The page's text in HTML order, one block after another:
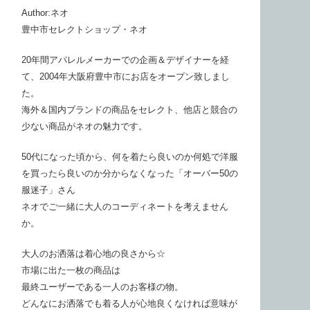
Author:ネオ
豊中市セレクトショップ・ネオ
20年間アパレルメーカーでの企画＆デザイナーを経
て、2004年大阪府豊中市にお店をオープン致しまし
た。
海外＆国内ブランドの商品をセレクト、他店と競合の
少ない商品がネオの魅力です。
50代になった頃から、何を着たら良いのか何処で洋服
を買ったら良いのか分からなくなった「オーバー50の
服迷子」さん
ネオでご一緒に大人のコーディネートを考えません
か。
大人のお洒落は着心地の良さから☆
市場に出た一枚の商品は
最終ユーザーである一人のお客様の物。
どんなにお洒落でも着る人が心地良くなければ意味が